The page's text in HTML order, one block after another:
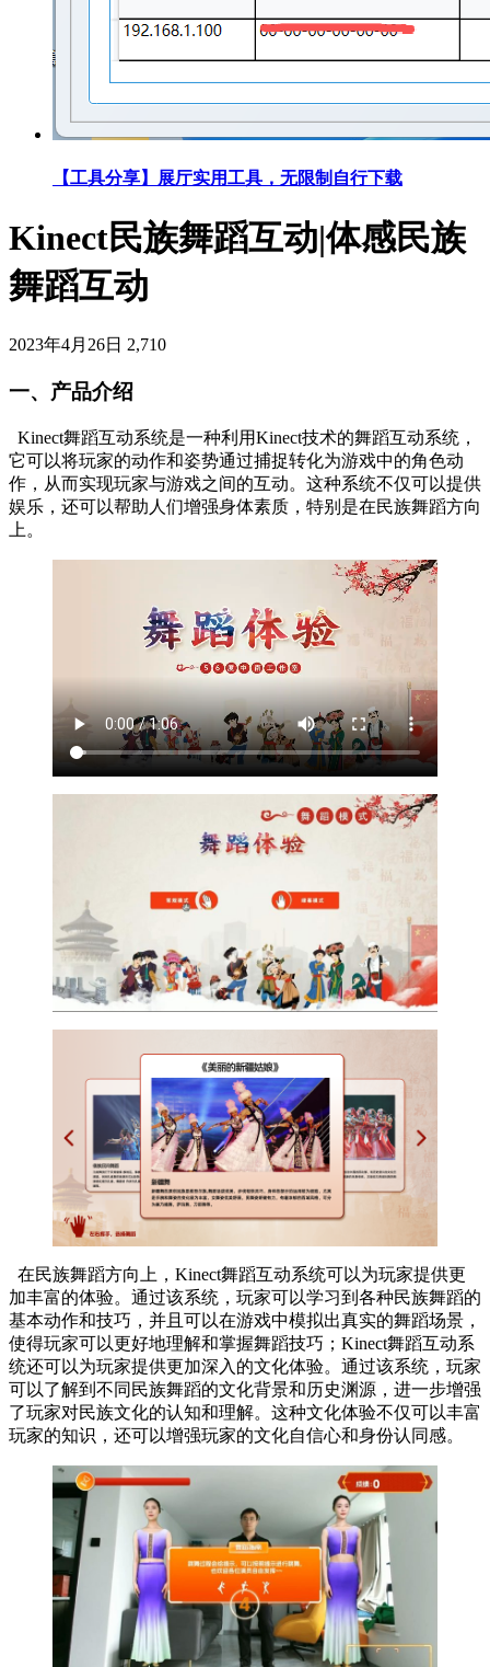
【工具分享】展厅实用工具，无限制自行下载
Kinect民族舞蹈互动|体感民族
舞蹈互动
2023年4月26日 2,710
一、产品介绍
Kinect舞蹈互动系统是一种利用Kinect技术的舞蹈互动系统，
它可以将玩家的动作和姿势通过捕捉转化为游戏中的角色动
作，从而实现玩家与游戏之间的互动。这种系统不仅可以提供
娱乐，还可以帮助人们增强身体素质，特别是在民族舞蹈方向
上。
在民族舞蹈方向上，Kinect舞蹈互动系统可以为玩家提供更
加丰富的体验。通过该系统，玩家可以学习到各种民族舞蹈的
基本动作和技巧，并且可以在游戏中模拟出真实的舞蹈场景，
使得玩家可以更好地理解和掌握舞蹈技巧；Kinect舞蹈互动系
统还可以为玩家提供更加深入的文化体验。通过该系统，玩家
可以了解到不同民族舞蹈的文化背景和历史渊源，进一步增强
了玩家对民族文化的认知和理解。这种文化体验不仅可以丰富
玩家的知识，还可以增强玩家的文化自信心和身份认同感。